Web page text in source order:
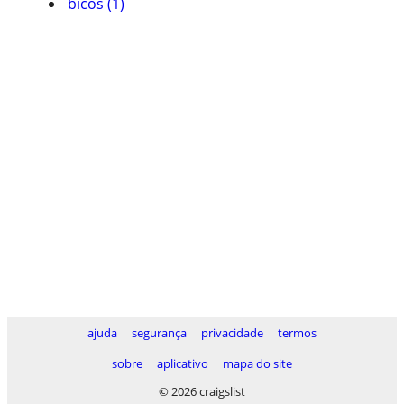
ajuda segurança privacidade
termos
sobre
aplicativo
mapa do site
© 2026 craigslist